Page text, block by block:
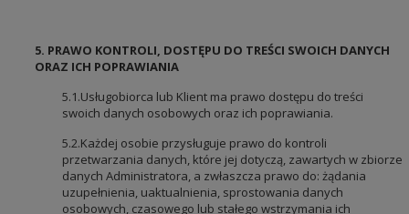
5. PRAWO KONTROLI, DOSTĘPU DO TREŚCI SWOICH DANYCH
ORAZ ICH POPRAWIANIA
5.1.Usługobiorca lub Klient ma prawo dostępu do treści
swoich danych osobowych oraz ich poprawiania.
5.2.Każdej osobie przysługuje prawo do kontroli
przetwarzania danych, które jej dotyczą, zawartych w zbiorze
danych Administratora, a zwłaszcza prawo do: żądania
uzupełnienia, uaktualnienia, sprostowania danych
osobowych, czasowego lub stałego wstrzymania ich